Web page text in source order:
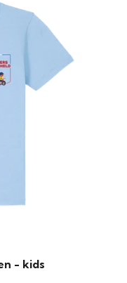
- kids